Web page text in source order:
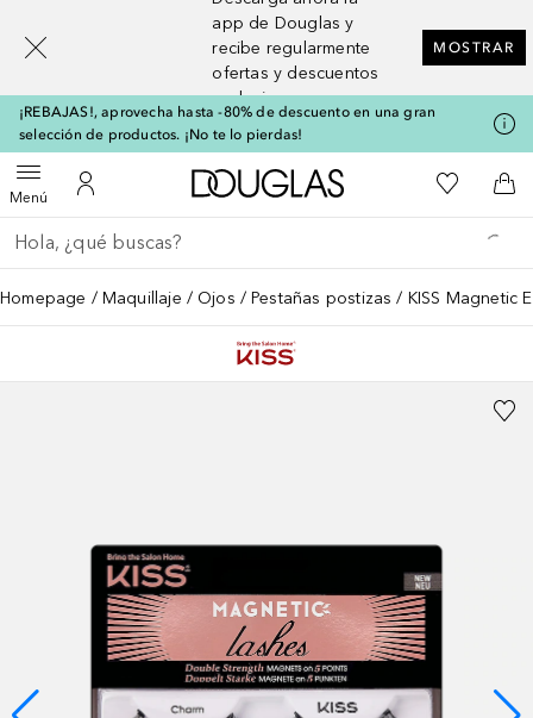
app de Douglas y
recibe regularmente
ofertas y descuentos
exclusivos
MOSTRAR
¡REBAJAS!, aprovecha hasta -80% de descuento en una gran
selección de productos. ¡No te lo pierdas!
MenúAbrir menúMi cuenta
A Douglas HomeMi lista de
A
Regresar
Ejecutar búsqueda
Homepage Maquillaje Ojos Pestañas postizas KISS Magnetic
[navigation.slideout.screenreader]